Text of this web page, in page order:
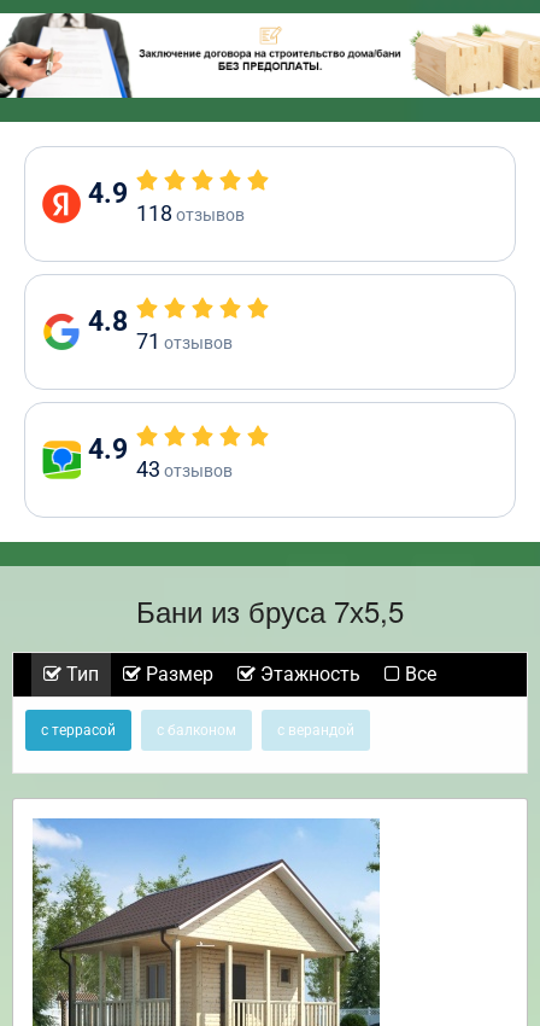
4.9
118 отзывов
4.8
71 отзывов
4.9
43 отзывов
Бани из бруса 7х5,5
Тип Размер Этажность Все
с террасой с балконом с верандой